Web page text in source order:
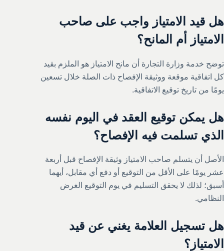
هل قيد الامتياز واجب على صاحب
الامتياز أم المانح؟
توضح خدمة وزارة التجارة أن مانح الامتياز هو الملزم بقيد
كل اتفاقية موقعة ووثيقة الإفصاح ذات الصلة خلال تسعين
يومًا من تاريخ توقيع الاتفاقية.
هل يمكن توقيع العقد في اليوم نفسه
الذي تسلمت فيه الإفصاح؟
الأصل أن يتسلم صاحب الامتياز وثيقة الإفصاح قبل أربعة
عشر يومًا على الأقل من التوقيع أو دفع أي مقابل، أيهما
أسبق؛ لذلك لا يحقق التسليم في يوم التوقيع الغرض
النظامي.
هل تسجيل العلامة يغني عن قيد
الامتياز؟